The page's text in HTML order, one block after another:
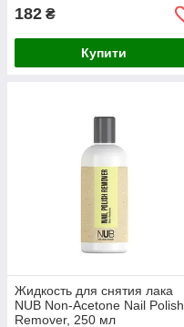
182 ₴
Купити
Жидкость для снятия лака
NUB Non-Acetone Nail Polish
Remover, 250 мл